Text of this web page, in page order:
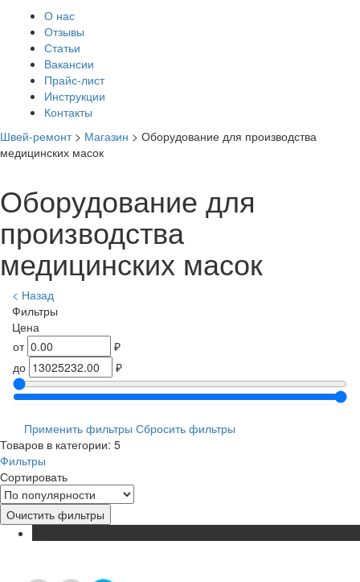
О нас
Отзывы
Статьи
Вакансии
Прайс-лист
Инструкции
Контакты
Швей-ремонт> Магазин > Оборудование для производства
медицинских масок
Оборудование для
производства
медицинских масок
< Назад
Фильтры
Цена
от
₽
до
₽
Применить фильтры Сбросить фильтры
Товаров в категории: 5
Фильтры
Сортировать
Очистить фильтры